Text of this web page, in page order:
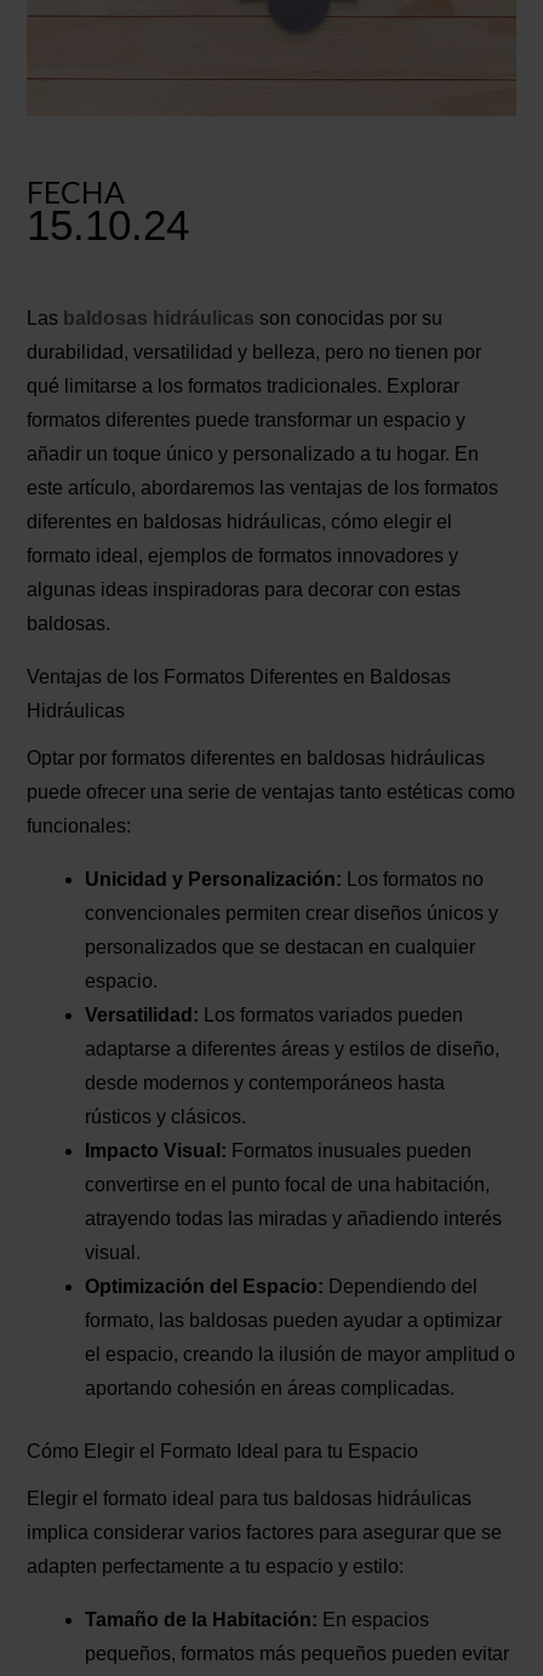
FECHA
15.10.24
Las baldosas hidráulicas son conocidas por su
durabilidad, versatilidad y belleza, pero no tienen por
qué limitarse a los formatos tradicionales. Explorar
formatos diferentes puede transformar un espacio y
añadir un toque único y personalizado a tu hogar. En
este artículo, abordaremos las ventajas de los formatos
diferentes en baldosas hidráulicas, cómo elegir el
formato ideal, ejemplos de formatos innovadores y
algunas ideas inspiradoras para decorar con estas
baldosas.
Ventajas de los Formatos Diferentes en Baldosas
Hidráulicas
Optar por formatos diferentes en baldosas hidráulicas
puede ofrecer una serie de ventajas tanto estéticas como
funcionales:
Unicidad y Personalización: Los formatos no
convencionales permiten crear diseños únicos y
personalizados que se destacan en cualquier
espacio.
Versatilidad: Los formatos variados pueden
adaptarse a diferentes áreas y estilos de diseño,
desde modernos y contemporáneos hasta
rústicos y clásicos.
Impacto Visual: Formatos inusuales pueden
convertirse en el punto focal de una habitación,
atrayendo todas las miradas y añadiendo interés
visual.
Optimización del Espacio: Dependiendo del
formato, las baldosas pueden ayudar a optimizar
el espacio, creando la ilusión de mayor amplitud o
aportando cohesión en áreas complicadas.
Cómo Elegir el Formato Ideal para tu Espacio
Elegir el formato ideal para tus baldosas hidráulicas
implica considerar varios factores para asegurar que se
adapten perfectamente a tu espacio y estilo:
Tamaño de la Habitación: En espacios
pequeños, formatos más pequeños pueden evitar